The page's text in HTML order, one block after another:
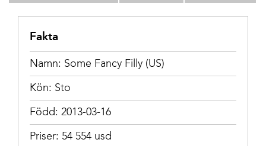
Fakta
Namn: Some Fancy Filly (US)
Kön: Sto
Född: 2013-03-16
Priser: 54 554 usd